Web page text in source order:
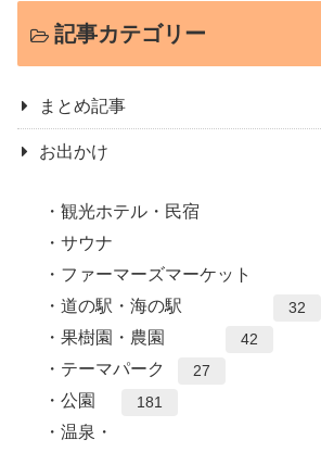
記事カテゴリー
まとめ記事
お出かけ
観光ホテル・民宿
サウナ
ファーマーズマーケット
道の駅・海の駅 32
果樹園・農園 42
テーマパーク 27
公園 181
温泉・